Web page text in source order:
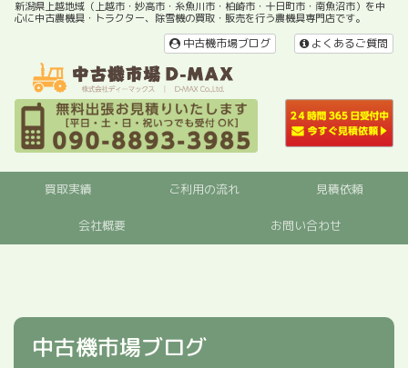
新潟県上越地域（上越市・妙高市・糸魚川市・柏崎市・十日町市・南魚沼市）を中
心に中古農機具・トラクター、除雪機の買取・販売を行う農機具専門店です。
よくあるご質問
中古機市場ブログ
買取実績 ご利用の流れ 見積依頼
会社概要 お問い合わせ
中古機市場ブログ